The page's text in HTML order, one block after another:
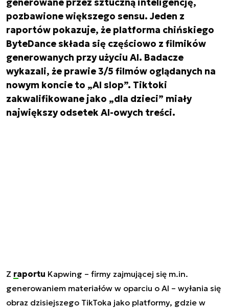
pozbawione większego sensu. Jeden z
raportów pokazuje, że platforma chińskiego
ByteDance składa się częściowo z filmików
generowanych przy użyciu AI. Badacze
wykazali, że prawie 3/5 filmów oglądanych na
nowym koncie to „AI slop”. Tiktoki
zakwalifikowane jako „dla dzieci” miały
największy odsetek AI-owych treści.
Z raportu Kapwing – firmy zajmującej się m.in.
generowaniem materiałów w oparciu o AI – wyłania się
obraz dzisiejszego TikToka jako platformy, gdzie w